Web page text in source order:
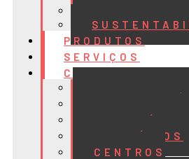
PRODUTOS
SERVIÇOS
CASES
LATICÍNIOS
CENTROS